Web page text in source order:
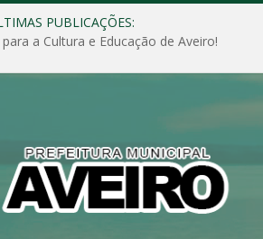
PUBLICAÇÕES:
a Cultura e Educação de Aveiro!